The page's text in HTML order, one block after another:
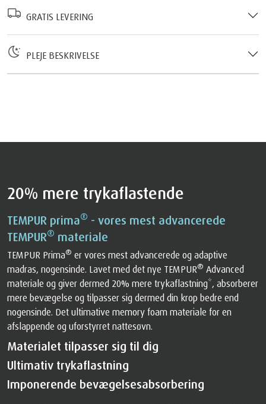
GRATIS LEVERING
PLEJE BESKRIVELSE
20% mere trykaflastende
TEMPUR prima® - vores mest advancerede
TEMPUR® materiale
TEMPUR Prima® er vores mest advancerede og adaptive
madras, nogensinde. Lavet med det nye TEMPUR® Advanced
materiale og giver dermed 20% mere trykaflastning*, absorberer
mere bevægelse og tilpasser sig dermed din krop bedre end
nogensinde. Det ultimative memory foam materiale for en
afslappende og uforstyrret nattesøvn.
Materialet tilpasser sig til dig
Ultimativ trykaflastning
Imponerende bevægelsesabsorbering